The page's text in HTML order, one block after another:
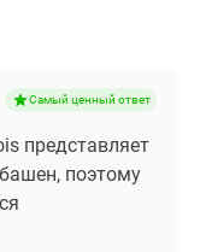
Самый ценный ответ
представляет
поэтому